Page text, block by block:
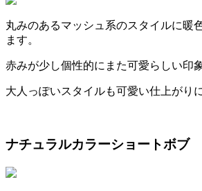
丸みのあるマッシュ系のスタイルに暖
ます。
赤みが少し個性的にまた可愛らしい印
大人っぽいスタイルも可愛い仕上がり
ナチュラルカラーショートボブ